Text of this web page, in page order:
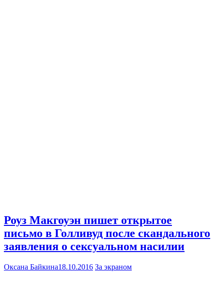
Роуз Макгоуэн пишет открытое
письмо в Голливуд после скандального
заявления о сексуальном насилии
Оксана Байкина18.10.2016 За экраном